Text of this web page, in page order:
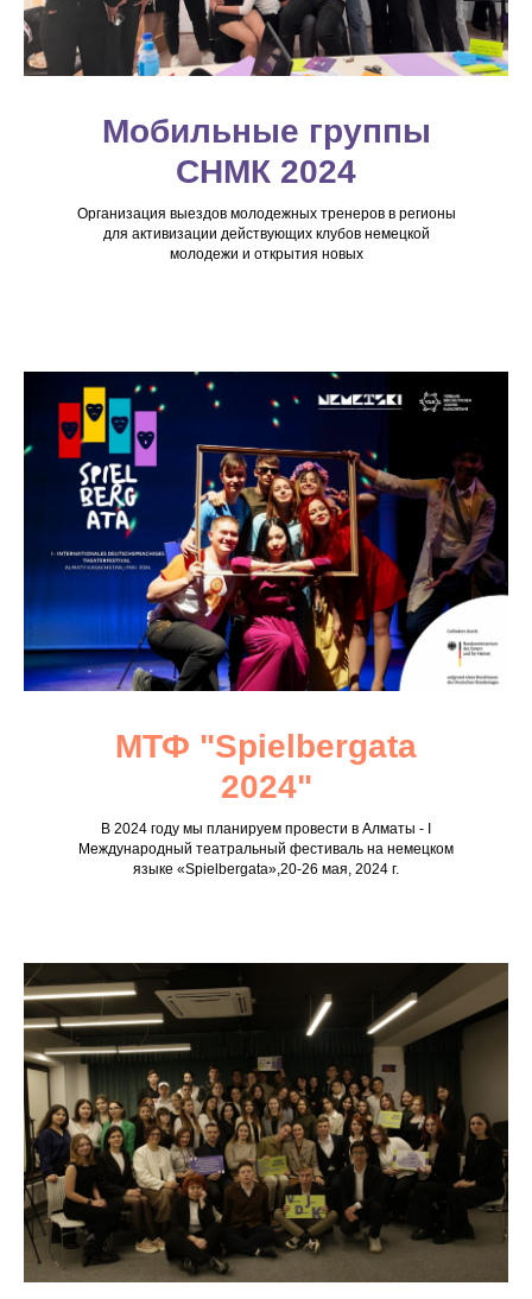
Мобильные группы
СНМК 2024
Организация выездов молодежных тренеров в регионы
для активизации действующих клубов немецкой
молодежи и открытия новых
МТФ "Spielbergata
2024"
В 2024 году мы планируем провести в Алматы - I
Международный театральный фестиваль на немецком
языке «Spielbergata»,20-26 мая, 2024 г.